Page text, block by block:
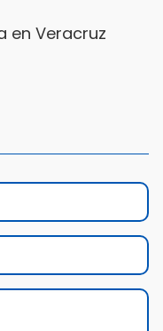
en Veracruz